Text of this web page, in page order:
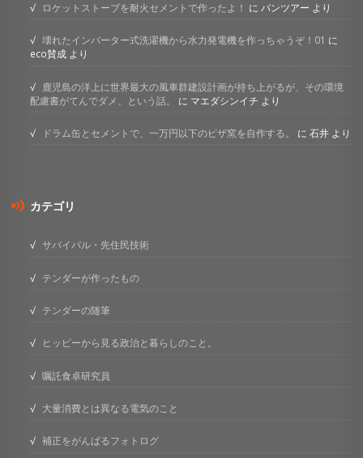
ロケットストーブを耐火セメントで作ったよ！ に パンツアー より
壊れたインバーター式洗濯機から水力発電機を作っちゃうぞ！01 に
eco賛成 より
鹿児島の洋上に世界最大の風車群建設計画が持ち上がるが、その環境
配慮書がてんでダメ、という話。
に マエダシンイチ より
ドラム缶とセメントで、一万円以下のピザ窯を自作する。 に石井 より
カテゴリ
サバイバル・先住民技術
テンダーが作ったもの
テンダーの随筆
ヒッピーから見る政治と暮らしのこと。
嘱託食卓研究員
大量消費とは異なる電気のこと
補正をがんばるフォトログ